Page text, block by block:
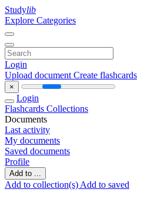
Studylib
Explore Categories
Login
Upload document Create flashcards
×
Login
Flashcards Collections
Documents
Last activity
My documents
Saved documents
Profile
Add to ...
Add to collection(s) Add to saved